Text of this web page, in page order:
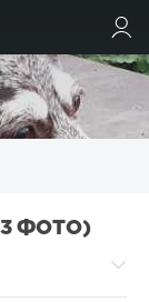
ФОТО)